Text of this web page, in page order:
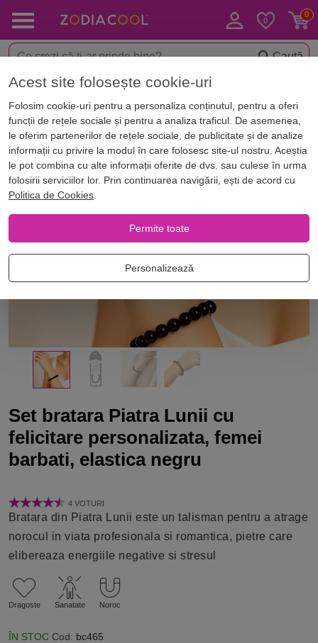
Caută
< Bijuterii norocoase Brățări cu pietre semiprețioase
Set bratara Piatra Lunii cu
felicitare personalizata, femei
barbati, elastica negru
4 VOTURI
Bratara din Piatra Lunii este un talisman pentru a atrage
norocul in viata profesionala si romantica, pietre care
elibereaza energiile negative si stresul
Dragoste Sanatate Noroc
ÎN STOC Cod: bc465
Acest site folosește cookie-uri
Folosim cookie-uri pentru a personaliza conținutul, pentru a oferi
funcții de rețele sociale și pentru a analiza traficul. De asemenea,
le oferim partenerilor de rețele sociale, de publicitate și de analize
informații cu privire la modul în care folosesc site-ul nostru. Aceștia
le pot combina cu alte informații oferite de dvs. sau culese în urma
folosirii serviciilor lor. Prin continuarea navigării, ești de acord cu
Politica de Cookies.
Permite toate
Personalizează